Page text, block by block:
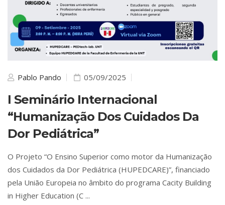
Pablo Pando 05/09/2025
I Seminário Internacional
“Humanização Dos Cuidados Da
Dor Pediátrica”
O Projeto “O Ensino Superior como motor da Humanização
dos Cuidados da Dor Pediátrica (HUPEDCARE)”, financiado
pela União Europeia no âmbito do programa Cacity Building
in Higher Education (C ...